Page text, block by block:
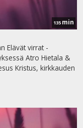
135 min
Elävät virrat -
Atro Hietala &
Kristus, kirkkauden